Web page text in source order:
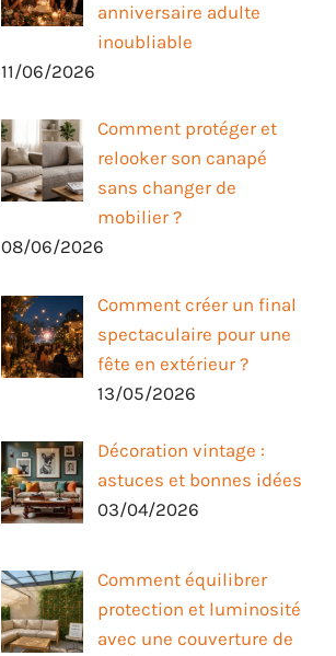
anniversaire adulte
inoubliable
11/06/2026
Comment protéger et
relooker son canapé
sans changer de
mobilier ?
08/06/2026
Comment créer un final
spectaculaire pour une
fête en extérieur ?
13/05/2026
Décoration vintage :
astuces et bonnes idées
03/04/2026
Comment équilibrer
protection et luminosité
avec une couverture de